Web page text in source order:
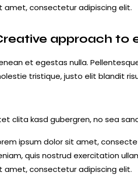
amet, consectetur adipiscing elit.
approach to
et egestas nulla.
tristique, justo elit blandit
clita kasd gubergren, no sea
ipsum dolor sit amet,
quis nostrud exercitation
amet, consectetur adipiscing elit.